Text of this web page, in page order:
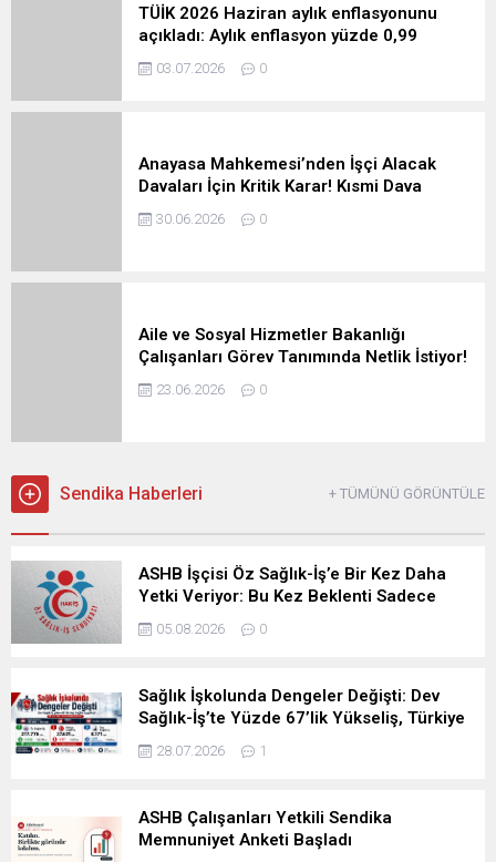
TÜİK 2026 Haziran aylık enflasyonunu
açıkladı: Aylık enflasyon yüzde 0,99
03.07.2026 0
Anayasa Mahkemesi’nden İşçi Alacak
Davaları İçin Kritik Karar! Kısmi Dava
Hakkı Devam Ediyor
30.06.2026 0
Aile ve Sosyal Hizmetler Bakanlığı
Çalışanları Görev Tanımında Netlik İstiyor!
23.06.2026 0
Sendika Haberleri + TÜMÜNÜ GÖRÜNTÜLE
ASHB İşçisi Öz Sağlık-İş’e Bir Kez Daha
Yetki Veriyor: Bu Kez Beklenti Sadece
Söz Değil, Çözüm
05.08.2026 0
Sağlık İşkolunda Dengeler Değişti: Dev
Sağlık-İş’te Yüzde 67’lik Yükseliş, Türkiye
Sağlık-İş’te 1.757 Üye Kaybı
28.07.2026 1
ASHB Çalışanları Yetkili Sendika
Memnuniyet Anketi Başladı